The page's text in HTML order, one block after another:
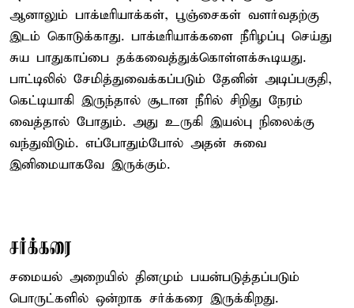
ஆனாலும் பாக்டீரியாக்கள், பூஞ்சைகள் வளர்வதற்கு
இடம் கொடுக்காது. பாக்டீரியாக்களை நீரிழப்பு செய்து
சுய பாதுகாப்பை தக்கவைத்துக்கொள்ளக்கூடியது.
பாட்டிலில் சேமித்துவைக்கப்படும் தேனின் அடிப்பகுதி,
கெட்டியாகி இருந்தால் சூடான நீரில் சிறிது நேரம்
வைத்தால் போதும். அது உருகி இயல்பு நிலைக்கு
வந்துவிடும். எப்போதும்போல் அதன் சுவை
இனிமையாகவே இருக்கும்.
சர்க்கரை
சமையல் அறையில் தினமும் பயன்படுத்தப்படும்
பொருட்களில் ஒன்றாக சர்க்கரை இருக்கிறது.